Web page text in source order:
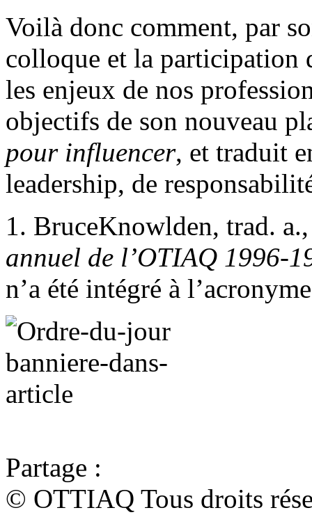
Voilà donc comment, par
colloque et la participation
les enjeux de nos
objectifs de son nouveau
pour influencer, et traduit
leadership, de
1. BruceKnowlden, trad.
annuel de l’OTIAQ 1996-
n’a été intégré à
Partage :
© OTTIAQ Tous droits